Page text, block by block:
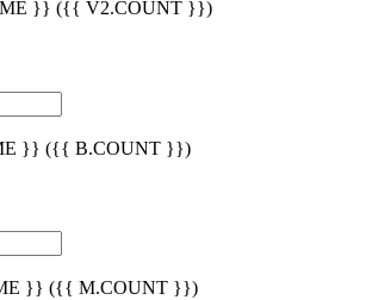
}} ({{ V2.COUNT }})
}} ({{ B.COUNT }})
}} ({{ M.COUNT }})